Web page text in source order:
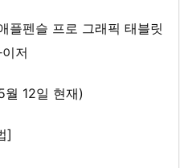
플펜슬 프로 그래픽 태블릿
저
월 12일 현재)
]